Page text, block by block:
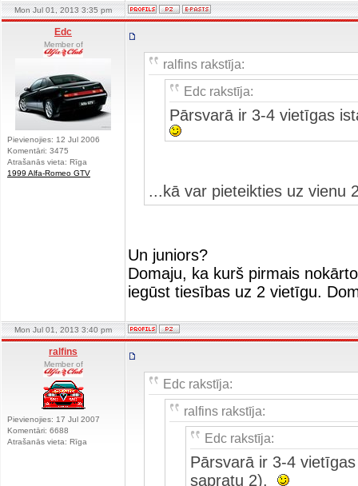
Mon Jul 01, 2013 3:35 pm
Edc
Member of
Pievienojies: 12 Jul 2006
Komentāri: 3475
Atrašanās vieta: Rīga
1999 Alfa-Romeo GTV
ralfins rakstīja:
Edc rakstīja:
Pārsvarā ir 3-4 vietīgas
...kā var pieteikties uz vienu
Un juniors?
Domaju, ka kurš pirmais
iegūst tiesības uz 2 vietīgu.
Mon Jul 01, 2013 3:40 pm
ralfins
Member of
Pievienojies: 17 Jul 2007
Komentāri: 6688
Atrašanās vieta: Rīga
Edc rakstīja:
ralfins rakstīja:
Edc rakstīja:
Pārsvarā ir 3-4
sapratu 2).